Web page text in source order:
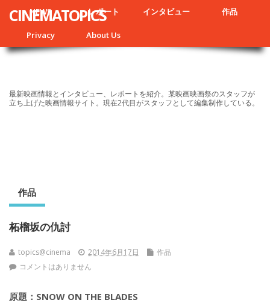
NEWS レポート インタビュー 作品
Privacy About Us
CINEMATOPICS
最新映画情報とインタビュー、レポートを紹介。某映画映画祭のスタッフが
立ち上げた映画情報サイト。現在2代目がスタッフとして編集制作している。
作品
柘榴坂の仇討
topics@cinema 2014年6月17日
作品
コメントはありません
原題：SNOW ON THE BLADES